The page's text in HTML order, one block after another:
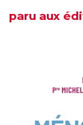
paru aux